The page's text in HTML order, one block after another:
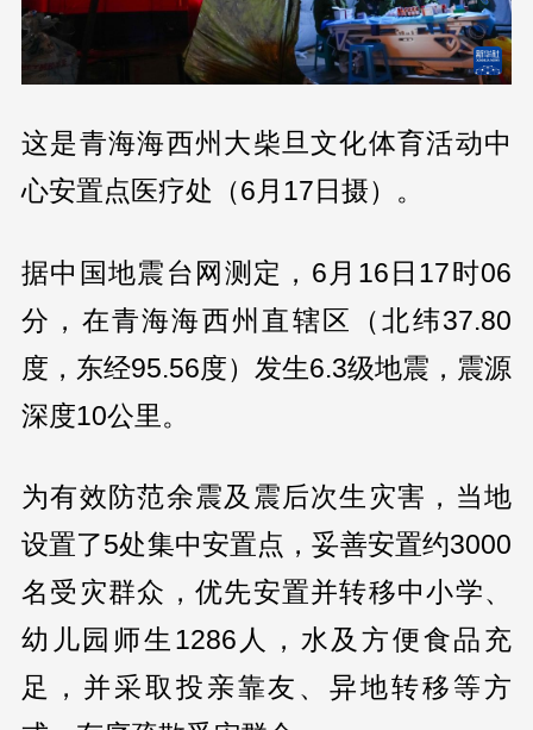
这是青海海西州大柴旦文化体育活动中
心安置点医疗处（6月17日摄）。
据中国地震台网测定，6月16日17时06
分，在青海海西州直辖区（北纬37.80
度，东经95.56度）发生6.3级地震，震源
深度10公里。
为有效防范余震及震后次生灾害，当地
设置了5处集中安置点，妥善安置约3000
名受灾群众，优先安置并转移中小学、
幼儿园师生1286人，水及方便食品充
足，并采取投亲靠友、异地转移等方